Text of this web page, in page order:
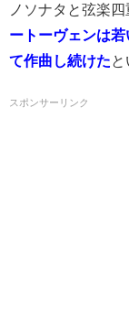
ノソナタと弦楽
ートーヴェンは
て作曲し続けた
スポンサーリンク